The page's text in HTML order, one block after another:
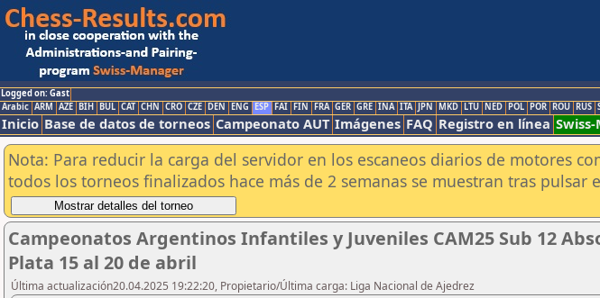
Logged on: Gast
Arabic ARM AZE BIH BUL CAT CHN CRO CZE DEN ENG ESP FAI FIN FRA GER GRE INA ITA JPN MKD LTU NED POL POR ROU RUS
Inicio Base de datos de torneos Campeonato AUT Imágenes FAQ Registro en línea
Nota: Para reducir la carga del servidor en los escaneos diarios de motores
todos los torneos finalizados hace más de 2 semanas se muestran tras pulsar
Campeonatos Argentinos Infantiles y Juveniles CAM25 Sub 12
Plata 15 al 20 de abril
Última actualización20.04.2025 19:22:20, Propietario/Última carga: Liga Nacional de Ajedrez